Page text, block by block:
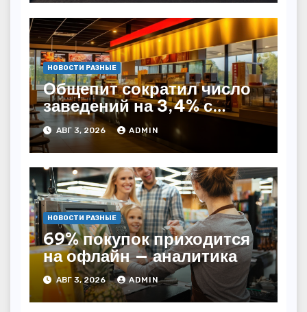
НОВОСТИ РАЗНЫЕ
Общепит сократил число
заведений на 3,4% с
начала года — INFOLine
АВГ 3, 2026 ADMIN
НОВОСТИ РАЗНЫЕ
69% покупок приходится
на офлайн — аналитика
АВГ 3, 2026 ADMIN